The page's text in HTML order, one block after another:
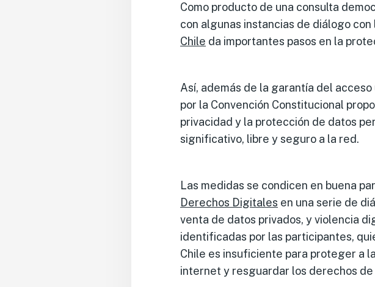
Como producto de una consulta
con algunas instancias de diálogo
Chile da importantes pasos en la
Así, además de la garantía del
por la Convención Constitucional
privacidad y la protección de datos
significativo, libre y seguro a la red.
Las medidas se condicen en buena
Derechos Digitales en una serie de
venta de datos privados, y violencia
identificadas por las participantes,
Chile es insuficiente para proteger a
internet y resguardar los derechos